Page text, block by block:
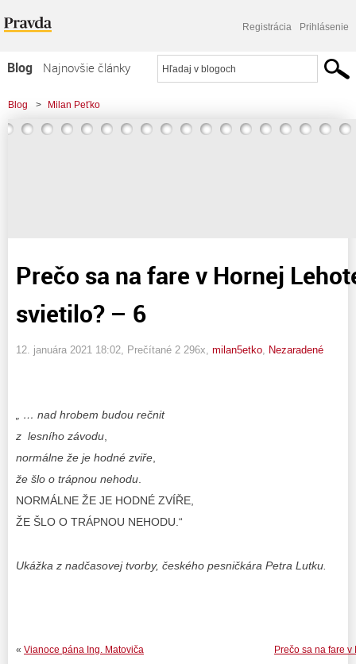
Registrácia Prihlásenie
Blog
Najnovšie články
Najčítanejšie články
Najkomentovanejšie články
Blog > Milan Peťko
> Prečo sa na fare v Hornej Lehote dlho do noci svietilo? - 6
Prečo sa na fare v Hornej
svietilo? – 6
12. januára 2021 18:02 , Prečítané 2 296x, milan5etko Nezaradené
„ … nad hrobem budou rečnit
z lesního závodu
normálne že je hodné zviře
že šlo o trápnou nehodu.
NORMÁLNE ŽE JE HODNÉ ZVÍŘE,
ŽE ŠLO O TRÁPNOU NEHODU.“
Ukážka z nadčasovej tvorby, českého pesničkára Petra Lutku.
Prečo sa na fare
« Vianoce pána Ing. Matoviča